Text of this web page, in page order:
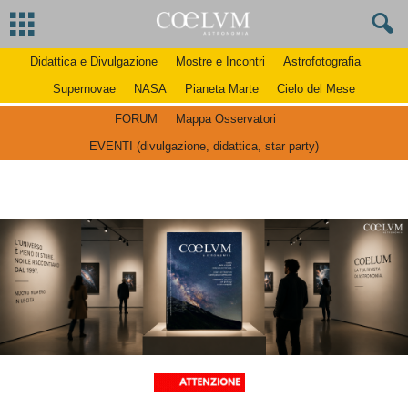
Didattica e Divulgazione Mostre e Incontri
Astrofotografia
Supernovae
NASA Pianeta Marte Cielo del Mese
FORUM
Mappa Osservatori
EVENTI (divulgazione, didattica, star party)